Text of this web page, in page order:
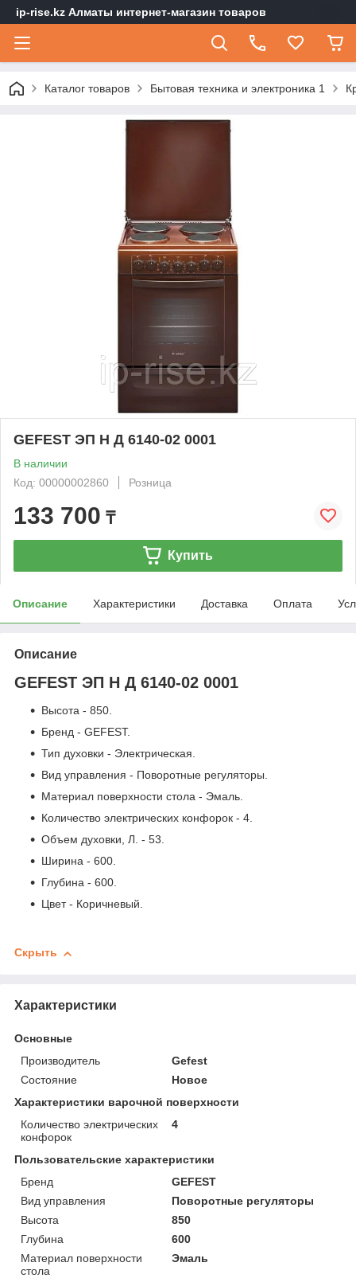
ip-rise.kz Алматы интернет-магазин товаров
Каталог товаров Бытовая техника и электроника 1
GEFEST ЭП Н Д 6140-02 0001
В наличии
Код: 00000002860
Розница
133 700 ₸
Купить
Описание Характеристики Доставка Оплата
Описание
GEFEST ЭП Н Д 6140-02 0001
Высота - 850.
Бренд - GEFEST.
Тип духовки - Электрическая.
Вид управления - Поворотные регуляторы.
Материал поверхности стола - Эмаль.
Количество электрических конфорок - 4.
Объем духовки, Л. - 53.
Ширина - 600.
Глубина - 600.
Цвет - Коричневый.
Скрыть
Характеристики
Основные
Производитель
Gefest
Состояние
Новое
Характеристики варочной поверхности
Количество электрических
конфорок
4
Пользовательские характеристики
Бренд
GEFEST
Вид управления
Поворотные регуляторы
Высота
850
Глубина
600
Материал поверхности
стола
Эмаль